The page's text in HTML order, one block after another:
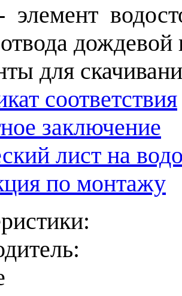
для
соответствия
заключение
лист на
по монтажу